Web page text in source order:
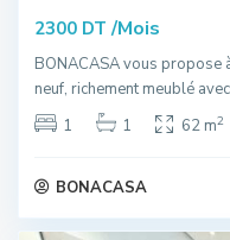
2300 DT/Mois
BONACASA vous propose
neuf, richement meublé
1
1 62 m2
BONACASA